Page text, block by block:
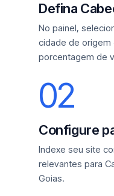
Defina
No painel,
cidade de origem
porcentagem de
02
Configure
Indexe seu site
relevantes para
Goias.